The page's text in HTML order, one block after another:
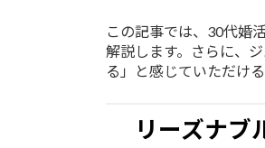
この記事では、30代婚
解説します。さらに、
る」と感じていただけ
リーズナブ